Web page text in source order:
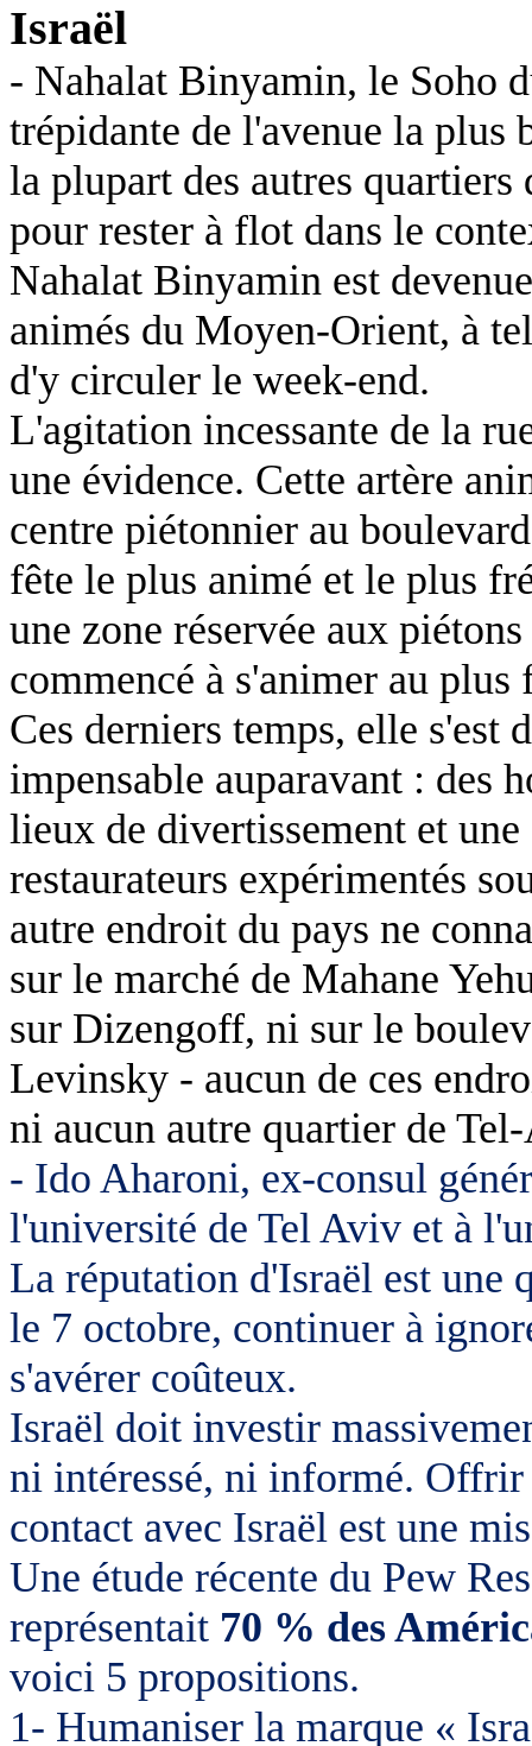
Israël
- Nahalat Binyamin, le Soho
trépidante de l'avenue la plus
la plupart des autres
pour rester à flot dans le
Nahalat Binyamin est
animés du Moyen-Orient, à
d'y circuler le week-end.
L'agitation incessante de la
une évidence. Cette artère
centre piétonnier au
fête le plus animé et le plus
une zone réservée aux
commencé à s'animer au
Ces derniers temps, elle s'est
impensable auparavant : des
lieux de divertissement et
restaurateurs expérimentés
autre endroit du pays ne
sur le marché de Mahane
sur Dizengoff, ni sur le
Levinsky - aucun de ces
ni aucun autre quartier de
- Ido Aharoni, ex-consul
l'université de Tel Aviv et à
La réputation d'Israël est une
le 7 octobre, continuer à
s'avérer coûteux.
Israël doit investir
ni intéressé, ni informé.
contact avec Israël est une
Une étude récente du Pew
représentait 70 % des
voici 5 propositions.
1- Humaniser la marque «